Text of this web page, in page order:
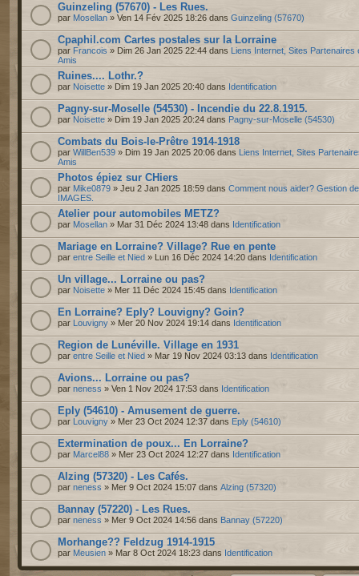
Guinzeling (57670) - Les Rues.
par Mosellan » Ven 14 Fév 2025 18:26 dans Guinzeling (57670)
Cpaphil.com Cartes postales sur la Lorraine
par Francois » Dim 26 Jan 2025 22:44 dans Liens Internet, Sites Partenaires
Amis
Ruines.... Lothr.?
par Noisette » Dim 19 Jan 2025 20:40 dans Identification
Pagny-sur-Moselle (54530) - Incendie du 22.8.1915.
par Noisette » Dim 19 Jan 2025 20:24 dans Pagny-sur-Moselle (54530)
Combats du Bois-le-Prêtre 1914-1918
par WillBen539 » Dim 19 Jan 2025 20:06 dans Liens Internet, Sites
Amis
Photos épiez sur CHiers
par Mike0879 » Jeu 2 Jan 2025 18:59 dans Comment nous aider? Gestion
IMAGES.
Atelier pour automobiles METZ?
par Mosellan » Mar 31 Déc 2024 13:48 dans Identification
Mariage en Lorraine? Village? Rue en pente
par entre Seille et Nied » Lun 16 Déc 2024 14:20 dans Identification
Un village... Lorraine ou pas?
par Noisette » Mer 11 Déc 2024 15:45 dans Identification
En Lorraine? Eply? Louvigny? Goin?
par Louvigny » Mer 20 Nov 2024 19:14 dans Identification
Region de Lunéville. Village en 1931
par entre Seille et Nied » Mar 19 Nov 2024 03:13 dans Identification
Avions... Lorraine ou pas?
par neness » Ven 1 Nov 2024 17:53 dans Identification
Eply (54610) - Amusement de guerre.
par Louvigny » Mer 23 Oct 2024 12:37 dans Eply (54610)
Extermination de poux... En Lorraine?
par Marcel88 » Mer 23 Oct 2024 12:27 dans Identification
Alzing (57320) - Les Cafés.
par neness » Mer 9 Oct 2024 15:07 dans Alzing (57320)
Bannay (57220) - Les Rues.
par neness » Mer 9 Oct 2024 14:56 dans Bannay (57220)
Morhange?? Feldzug 1914-1915
par Meusien » Mar 8 Oct 2024 18:23 dans Identification